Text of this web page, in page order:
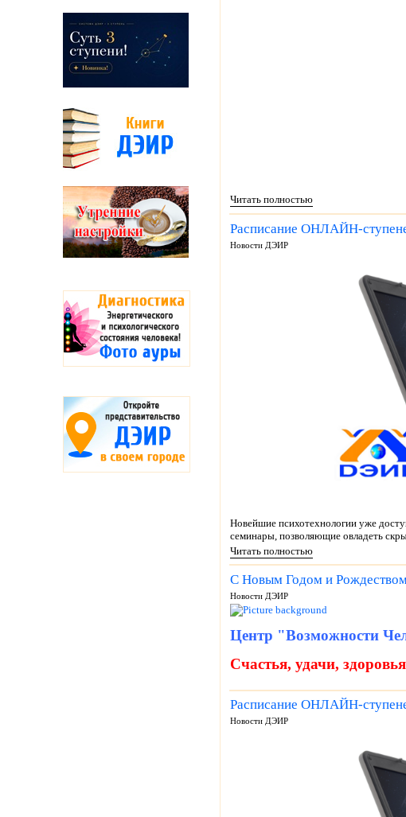
Читать полностью
Расписание ОНЛАЙН-
Новости ДЭИР
Новейшие психотехнологии уже
семинары, позволяющие овладеть
Читать полностью
С Новым Годом и
Новости ДЭИР
Центр "Возможности
Счастья, удачи,
Расписание ОНЛАЙН-
Новости ДЭИР